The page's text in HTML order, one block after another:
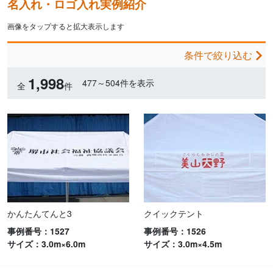
画像をタップすると拡大表示します
条件で絞り込む
全 1,998件 477～504件を表示
かんたんてんと3
事例番号：1527
サイズ：3.0m×6.0m
クイックテント
事例番号：1526
サイズ：3.0m×4.5m